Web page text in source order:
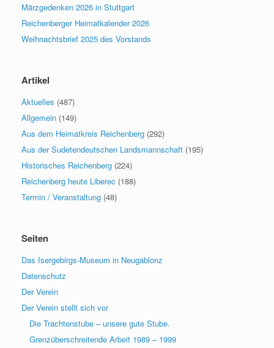
Märzgedenken 2026 in Stuttgart
Reichenberger Heimatkalender 2026
Weihnachtsbrief 2025 des Vorstands
Artikel
Aktuelles (487)
Allgemein (149)
Aus dem Heimatkreis Reichenberg (292)
Aus der Sudetendeutschen Landsmannschaft (195)
Historisches Reichenberg (224)
Reichenberg heute Liberec (188)
Termin / Veranstaltung (48)
Seiten
Das Isergebirgs-Museum in Neugablonz
Datenschutz
Der Verein
Der Verein stellt sich vor
Die Trachtenstube – unsere gute Stube.
Grenzüberschreitende Arbeit 1989 – 1999